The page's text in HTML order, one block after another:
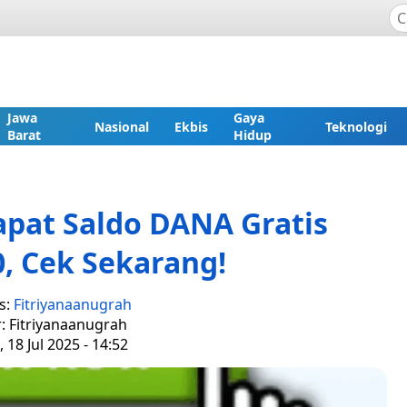
Jawa
Barat
Nasional Ekbis
Gaya
Hidup
Teknologi
Saldo DANA Gratis
Cek Sekarang!
Fitriyanaanugrah
Fitriyanaanugrah
18 Jul 2025 - 14:52